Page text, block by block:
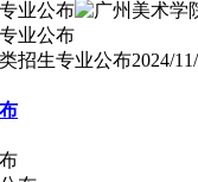
招生专业公布2024/